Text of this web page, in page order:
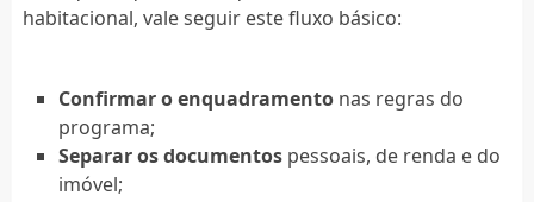
habitacional, vale seguir este fluxo básico:
Confirmar o enquadramentonas regras do
programa;
Separar os documentospessoais, de renda e do
imóvel;